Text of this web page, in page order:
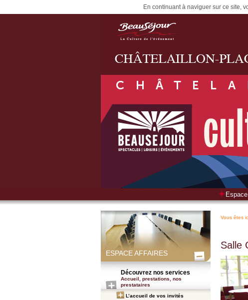
En continuant à naviguer sur ce site,
ESPACE AFFAIRES
Découvrez nos services
Accueil, prestations, nos
prestataires
L’accueil de vos invités
Vous êtes
Salle